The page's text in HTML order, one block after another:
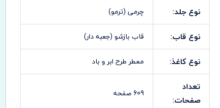
نوع جلد: چرمی (ترمو)
نوع قاب: قاب بازشو (جعبه دار)
نوع کاغذ: معطر طرح ابر و باد
تعداد
صفحات:
609 صفحه